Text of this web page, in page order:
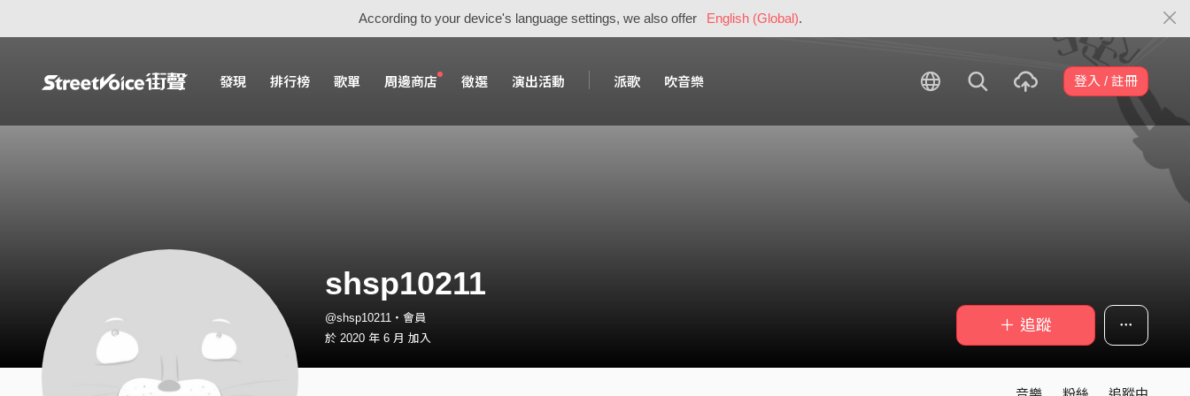
According to your device's language settings, we also offer English (Global).
發現 排行榜 歌單 周邊商店 徵選 演出活動 派歌 吹音樂 登入 / 註冊
shsp10211
@shsp10211・會員
於 2020 年 6 月 加入
＋ 追蹤